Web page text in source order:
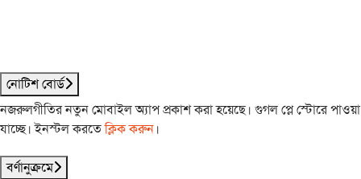
নোটিশ বোর্ড
নজরুলগীতির নতুন মোবাইল অ্যাপ প্রকাশ করা হয়েছে। গুগল প্লে স্টোরে পাওয়া
যাচ্ছে। ইনস্টল করতেক্লিক করুন।
বর্ণানুক্রমে